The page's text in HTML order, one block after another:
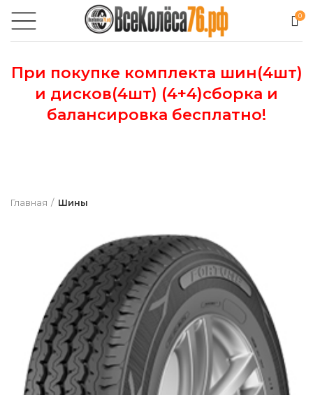
0
При покупке комплекта шин(4шт)
и дисков(4шт) (4+4)сборка и
балансировка бесплатно!
Главная Шины